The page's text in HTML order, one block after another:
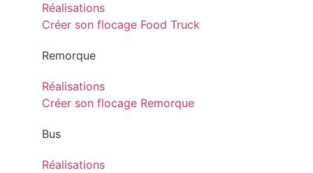
Réalisations
Créer son flocage Food Truck
Remorque
Réalisations
Créer son flocage Remorque
Bus
Réalisations